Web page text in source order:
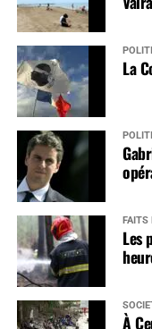
La
FAITS
Les
À